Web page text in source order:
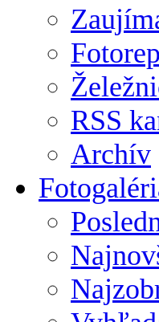
RSS
Archív